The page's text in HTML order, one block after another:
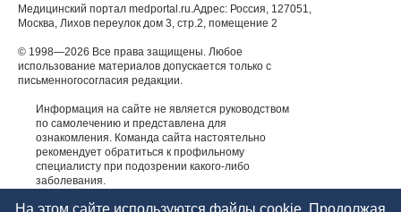
Медицинский портал medportal.ru.Адрес: Россия, 127051,
Москва, Лихов переулок дом 3, стр.2, помещение 2
© 1998—2026 Все права защищены. Любое
использование материалов допускается только с
письменногосогласия редакции.
Информация на сайте не является руководством
по самолечению и представлена для
ознакомления. Команда сайта настоятельно
рекомендует обратиться к профильному
специалисту при подозрении какого-либо
заболевания.
КОНСУЛЬТАЦИЯ СПЕЦИАЛИСТА.
На этом сайте используются файлы cookie. Продолжая